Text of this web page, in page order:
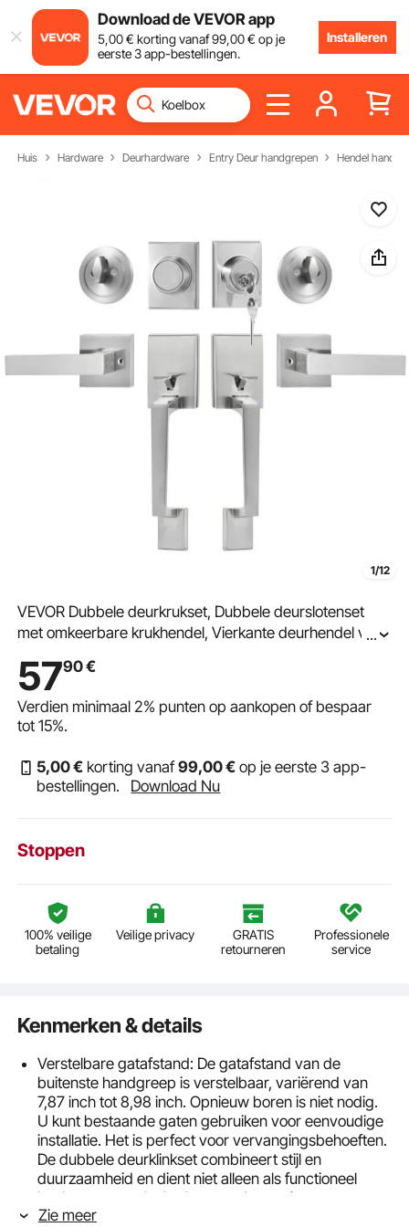
Download de VEVOR app
5,00€ korting vanaf99,00€ op je
eerste 3 app-bestellingen.
Installeren
Huis Hardware Deurhardware Entry Deur handgrepen Hendel
1/12
VEVOR Dubbele deurkrukset, Dubbele deurslotenset
met omkeerbare krukhendel, Vierkante deurhendel van
Deurknop voor voordeur of kantoordeur
...
5790€
Verdien minimaal2% punten op aankopen of bespaar
tot15%.
5,00€ korting vanaf99,00€ op je eerste 3 app-
bestellingen.
Download Nu
Stoppen
100% veilige
betaling
Veilige privacy GRATIS
retourneren
Professionele
service
Kenmerken & details
Verstelbare gatafstand: De gatafstand van de
buitenste handgreep is verstelbaar, variërend van
7,87 inch tot 8,98 inch. Opnieuw boren is niet nodig.
U kunt bestaande gaten gebruiken voor eenvoudige
installatie. Het is perfect voor vervangingsbehoeften.
De dubbele deurklinkset combineert stijl en
duurzaamheid en dient niet alleen als functioneel
beslag, maar ook als elegante decoratie voor
voordeuren, achterdeuren of kantoordeuren.
Zie meer